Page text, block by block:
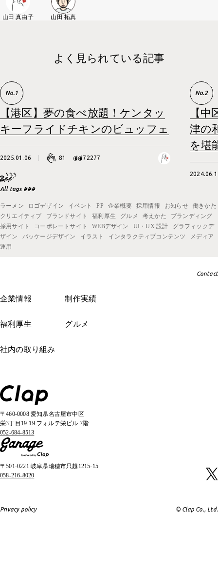
山田 真由子 山田 拓真
よく見られている記事
【港区】夢の食べ放題！ケンタッ
キーフライドチキンのビュッフェ
2025.01.06 81 72277
【
津の
を堪
All tags ###
ラーメン ロゴデザイン イベント PP 企業概要 採用情報 お知らせ
働きかた
クリエイティブ
ブランドサイト 福利厚生 グルメ 考えかた
ブランディング
採用サイト
コーポレートサイト WEBデザイン UI・UX 設計
グラフィックデ
ザイン
パッケージデザイン イラスト インタラクティブコンテンツ
メディア
運用
〒460-0008 愛知県名古屋市中区
栄3丁目19-19 フォルテ栄ビル 7階
052-684-8513
〒501-0221 岐阜県瑞穂市只越1215-15
058-216-8020
企業情報 制作実績
福利厚生 グルメ
社内の取り組み
Contact
Privacy policy © Clap Co., Ltd.